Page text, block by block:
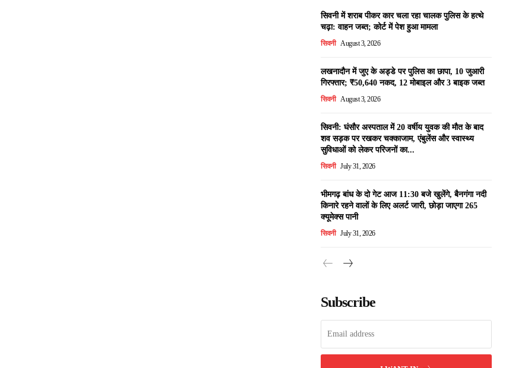
सिवनी में शराब पीकर कार चला रहा चालक पुलिस के हत्थे
चढ़ा: वाहन जब्त; कोर्ट में पेश हुआ मामला
सिवनी August 3, 2026
लखनादौन में जुए के अड्डे पर पुलिस का छापा, 10 जुआरी
गिरफ्तार; ₹50,640 नकद, 12 मोबाइल और 3 बाइक जब्त
सिवनी August 3, 2026
सिवनी: घंसौर अस्पताल में 20 वर्षीय युवक की मौत के बाद
शव सड़क पर रखकर चक्काजाम, एंबुलेंस और स्वास्थ्य
सुविधाओं को लेकर परिजनों का...
सिवनी July 31, 2026
भीमगढ़ बांध के दो गेट आज 11:30 बजे खुलेंगे, बैनगंगा नदी
किनारे रहने वालों के लिए अलर्ट जारी, छोड़ा जाएगा 265
क्यूमेक्स पानी
सिवनी July 31, 2026
Subscribe